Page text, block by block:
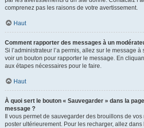
comprenez pas les raisons de votre avertissement.
Haut
Comment rapporter des messages à un
Si l’administrateur l’a permis, allez sur le message
voir un bouton pour rapporter le message. En
aux étapes nécessaires pour le faire.
Haut
À quoi sert le bouton « Sauvegarder » dans la
message ?
Il vous permet de sauvegarder des brouillons de
poster ultérieurement. Pour les recharger, allez